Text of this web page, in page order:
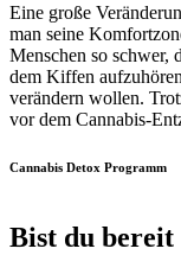
Eine große
man seine
Menschen so schwer,
dem Kiffen
verändern wollen.
vor dem Cannabis-
Cannabis Detox Programm
Bist du bereit